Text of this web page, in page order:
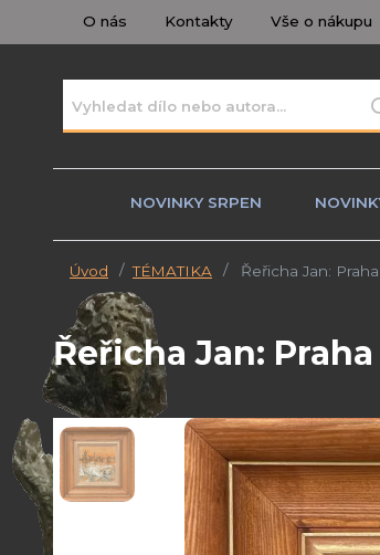
O nás Kontakty Vše o nákupu
NOVINKY SRPEN
Úvod TÉMATIKA Řeřicha Jan:
Řeřicha Jan: